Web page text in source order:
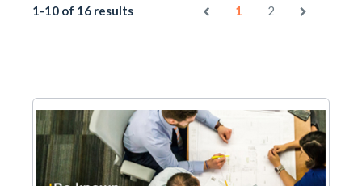
1-10 of 16 results 1 2